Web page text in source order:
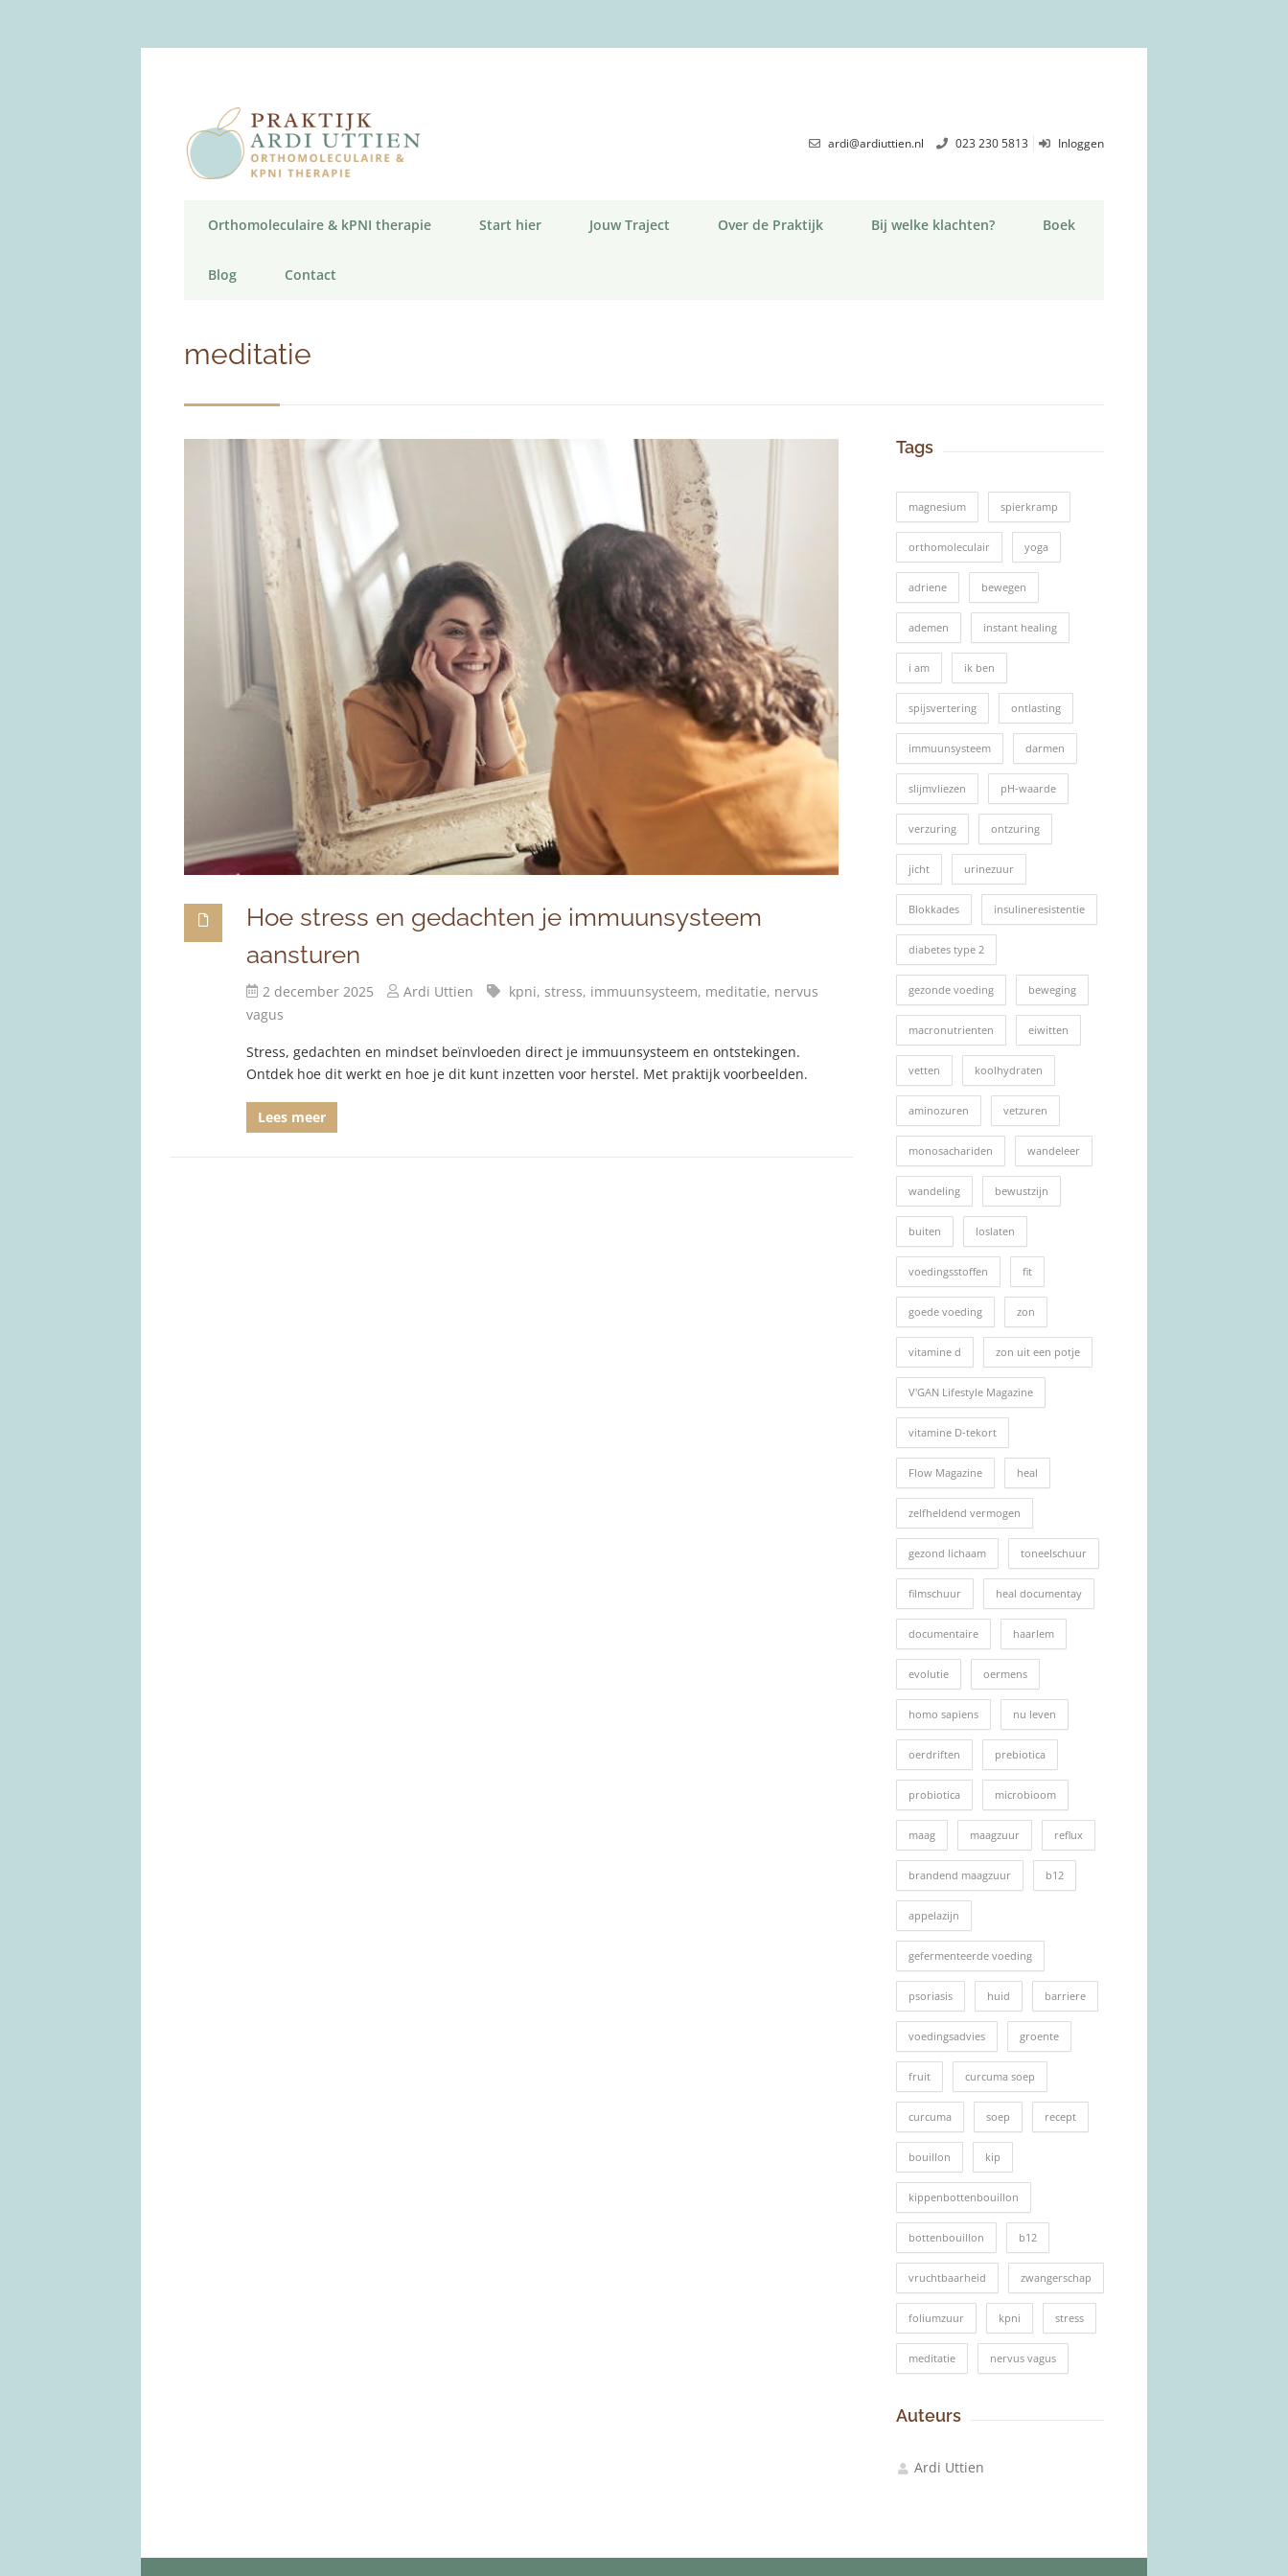
ardi@ardiuttien.nl 023 230 5813 Inloggen
Orthomoleculaire & kPNI therapie Start hier Jouw Traject Over de Praktijk Bij welke klachten? Boek
Blog Contact
meditatie
Hoe stress en gedachten je immuunsysteem
aansturen
2 december 2025 Ardi Uttien kpni, stress, immuunsysteem, meditatie, nervus
vagus
Stress, gedachten en mindset beïnvloeden direct je immuunsysteem en ontstekingen.
Ontdek hoe dit werkt en hoe je dit kunt inzetten voor herstel. Met praktijk voorbeelden.
Lees meer
Tags
magnesium spierkramp
orthomoleculair yoga
adriene bewegen
ademen instant healing
i am ik ben
spijsvertering ontlasting
immuunsysteem darmen
slijmvliezen pH-waarde
verzuring ontzuring
jicht urinezuur
Blokkades insulineresistentie
diabetes type 2
gezonde voeding beweging
macronutrienten eiwitten
vetten koolhydraten
aminozuren vetzuren
monosachariden wandeleer
wandeling bewustzijn
buiten loslaten
voedingsstoffen fit
goede voeding zon
vitamine d zon uit een potje
V'GAN Lifestyle Magazine
vitamine D-tekort
Flow Magazine heal
zelfheldend vermogen
gezond lichaam toneelschuur
filmschuur heal documentay
documentaire haarlem
evolutie oermens
homo sapiens nu leven
oerdriften prebiotica
probiotica microbioom
maag maagzuur reflux
brandend maagzuur b12
appelazijn
gefermenteerde voeding
psoriasis huid barriere
voedingsadvies groente
fruit curcuma soep
curcuma soep recept
bouillon kip
kippenbottenbouillon
bottenbouillon b12
vruchtbaarheid zwangerschap
foliumzuur kpni stress
meditatie nervus vagus
Auteurs
Ardi Uttien